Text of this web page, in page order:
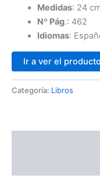
Medidas: 24
Nº Pág.: 462
Idiomas:
Ir a ver el producto
Categoría: Libros